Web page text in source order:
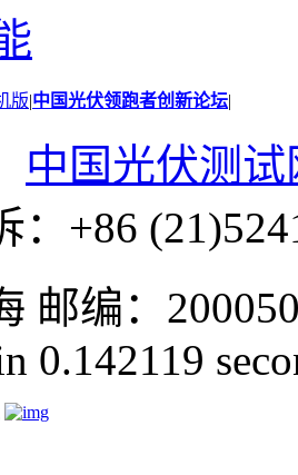
版|中国光伏领跑者创新论坛|
中国光伏测试
：+86
邮编：
0.142119